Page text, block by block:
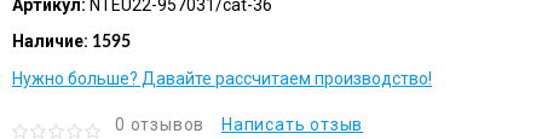
Артикул: NTEU22-957031/cat-36
Наличие: 1595
Нужно больше? Давайте рассчитаем производство!
0 отзывов Написать отзыв